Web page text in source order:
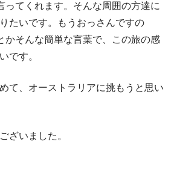
ってくれます。そんな周囲の方達に
たいです。もうおっさんですの
かそんな簡単な言葉で、この旅の感
です。
て、オーストラリアに挑もうと思い
ざいました。